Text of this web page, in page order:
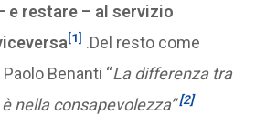
e restare – al servizio
[1] .Del resto come
Benanti “La differenza tra
nella consapevolezza”[2]